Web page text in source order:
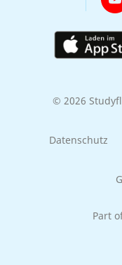
© 2026
Datenschutz
Part